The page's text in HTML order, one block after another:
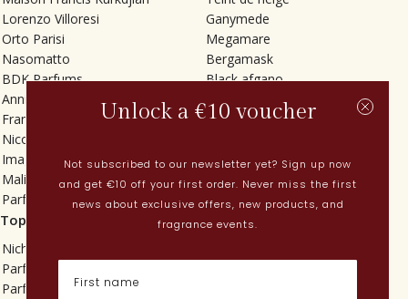
Lorenzo Villoresi
Orto Parisi
Nasomatto
BDK Parfums
Annindriya
Francesca Bianchi
Nicolaï
Imaginary Authors
Malin + Goetz
Parfums MDCI
Ganymede
Megamare
Bergamask
Black afgano
Tilia
Vetiver Rain
In Love with Everything
Sticky Fingers
Top categorieën
Niche parfums
Parfums voor dames
Parfums voor heren
Actueel
Unlock a €10 voucher
Not subscribed to our newsletter yet? Sign up now
and get €10 off your first order. Never miss the first
news about exclusive offers, new products, and
fragrance events.